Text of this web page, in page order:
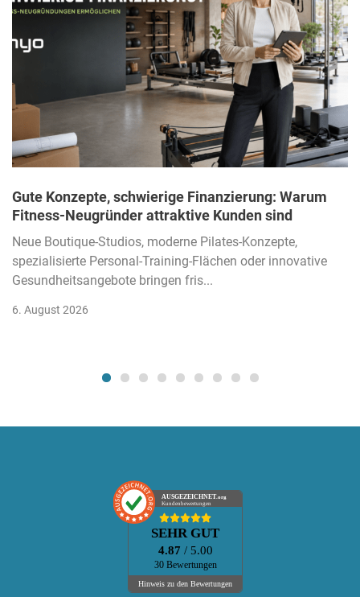
Gute Konzepte, schwierige Finanzierung: Warum
Fitness-Neugründer attraktive Kunden sind
Neue Boutique-Studios, moderne Pilates-Konzepte,
spezialisierte Personal-Training-Flächen oder innovative
Gesundheitsangebote bringen fris...
6. August 2026
AUSGEZEICHNET.org
Kundenbewertungen
SEHR GUT
4.87 / 5.00
30 Bewertungen
Hinweis zu den Bewertungen